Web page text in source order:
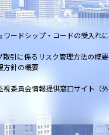
ワードシップ・コードの受入れ
取引に係るリスク管理方法の概要
方針の概要
視委員会情報提供窓口サイト（